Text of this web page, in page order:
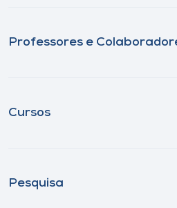
Professores e
Cursos
Pesquisa